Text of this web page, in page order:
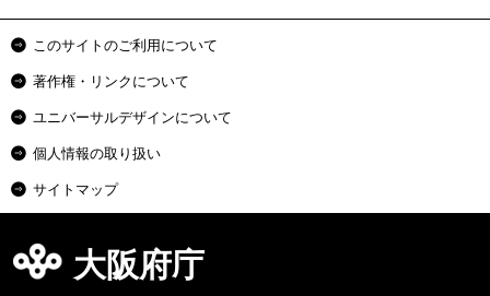
このサイトのご利用について
著作権・リンクについて
ユニバーサルデザインについて
個人情報の取り扱い
サイトマップ
大阪府庁